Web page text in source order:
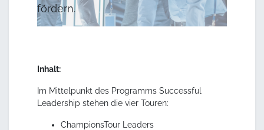
fördern.
Inhalt:
Im Mittelpunkt des Programms Successful
Leadership stehen die vier Touren:
ChampionsTour Leaders